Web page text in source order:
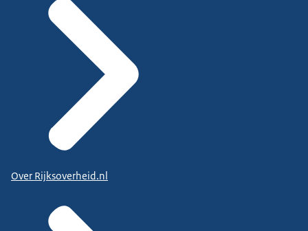
Over Rijksoverheid.nl